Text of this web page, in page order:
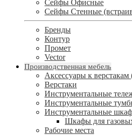
Сейфы Офисные
Сейфы Стенные
Бренды
Контур
Промет
Vector
Производственная мебель
Аксессуары к
Верстаки
Инструментальные
Инструментальные
Инструментальные
Шкафы для
Рабочие места